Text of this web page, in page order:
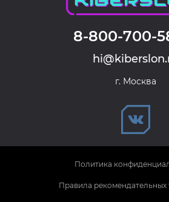
8-800-700-
г. Москва
Политика
Правила рекомендательных